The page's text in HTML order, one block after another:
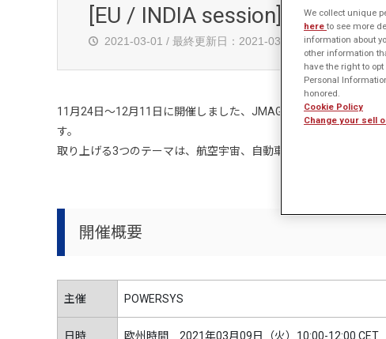
[EU / INDIA session] JMAG
2021-03-01 / 最終更新日：2021-03-04
11月24日～12月11日に開催しました、JMAGユーザー会2020オ
す。
取り上げる3つのテーマは、航空宇宙、自動車、マルチフィジック
開催概要
主催 POWERSYS
日時
欧州時間 2021年03月09日（火）10:00-12:00 CET
We collect unique
hereto see more
information about
other information
have the right to
Personal
honored.
Cookie Policy
Change your sell